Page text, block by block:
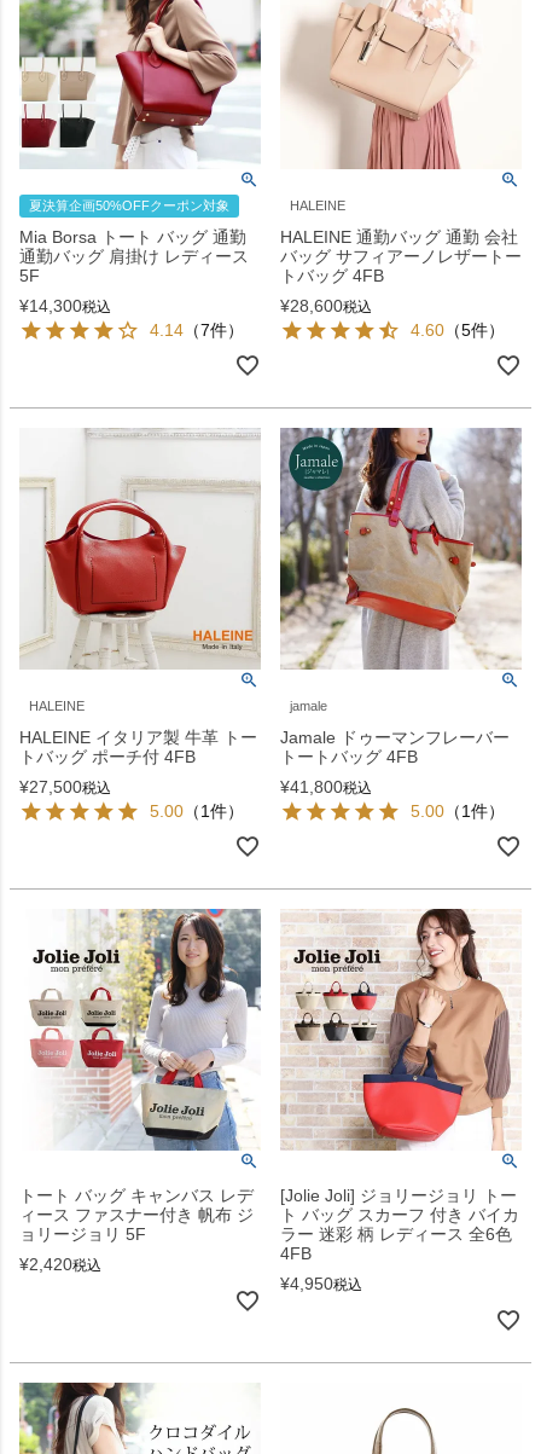
夏決算企画50%OFFクーポン対象
Mia Borsa トート バッグ 通勤
通勤バッグ 肩掛け レディース
5F
¥14,300税込
4.14 （7件）
HALEINE
HALEINE 通勤バッグ 通勤 会社
バッグ サフィアーノレザートー
トバッグ 4FB
¥28,600税込
4.60 （5件）
HALEINE
HALEINE イタリア製 牛革 トー
トバッグ ポーチ付 4FB
¥27,500税込
5.00 （1件）
jamale
Jamale ドゥーマンフレーバー
トートバッグ 4FB
¥41,800税込
5.00 （1件）
トート バッグ キャンバス レデ
ィース ファスナー付き 帆布 ジ
ョリージョリ 5F
¥2,420税込
[Jolie Joli] ジョリージョリ トー
ト バッグ スカーフ 付き バイカ
ラー 迷彩 柄 レディース 全6色
4FB
¥4,950税込